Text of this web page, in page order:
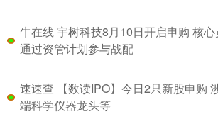
牛在线 宇树科技8月10日开启申购 核心
通过资管计划参与战配
速速查 【数读IPO】今日2只新股申购
端科学仪器龙头等